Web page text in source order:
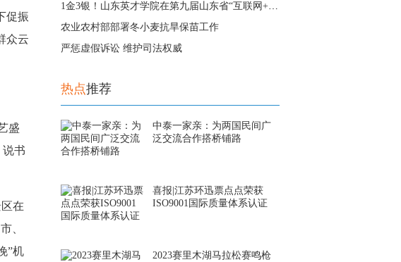
促振
众云
盛
书
在
、
”机
1金3银！山东英才学院在第九届山东省“互联网+”大学生创新创业大赛中获得
农业农村部部署冬小麦抗旱保苗工作
严惩虚假诉讼 维护司法权威
热点推荐
中泰一家亲：为两国民间广
泛交流合作搭桥铺路
喜报|江苏环迅票点点荣获
ISO9001国际质量体系认证
2023赛里木湖马拉松赛鸣枪